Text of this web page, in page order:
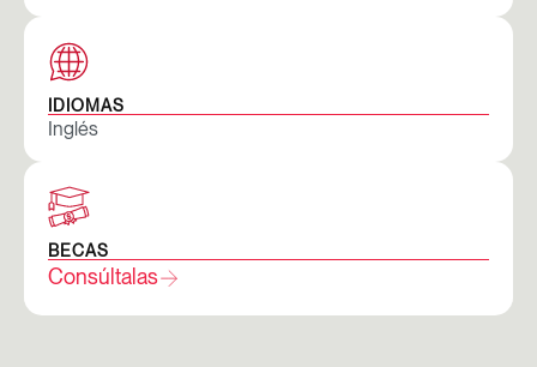
IDIOMAS
Inglés
BECAS
Consúltalas